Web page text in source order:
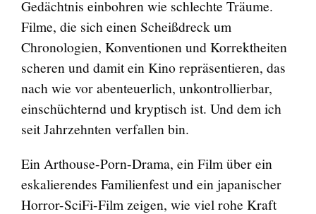
Gedächtnis einbohren wie schlechte Träume.
Filme, die sich einen Scheißdreck um
Chronologien, Konventionen und Korrektheiten
scheren und damit ein Kino repräsentieren, das
nach wie vor abenteuerlich, unkontrollierbar,
einschüchternd und kryptisch ist. Und dem ich
seit Jahrzehnten verfallen bin.
Ein Arthouse-Porn-Drama, ein Film über ein
eskalierendes Familienfest und ein japanischer
Horror-SciFi-Film zeigen, wie viel rohe Kraft